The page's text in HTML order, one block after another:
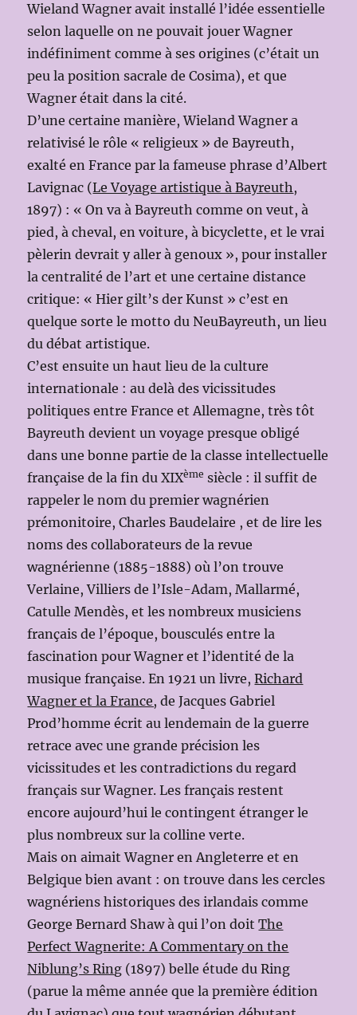
Wieland Wagner avait installé l’idée essentielle
selon laquelle on ne pouvait jouer Wagner
indéfiniment comme à ses origines (c’était un
peu la position sacrale de Cosima), et que
Wagner était dans la cité.
D’une certaine manière, Wieland Wagner a
relativisé le rôle « religieux » de Bayreuth,
exalté en France par la fameuse phrase d’Albert
Lavignac (Le Voyage artistique à Bayreuth,
1897) : « On va à Bayreuth comme on veut, à
pied, à cheval, en voiture, à bicyclette, et le vrai
pèlerin devrait y aller à genoux », pour installer
la centralité de l’art et une certaine distance
critique: « Hier gilt’s der Kunst » c’est en
quelque sorte le motto du NeuBayreuth, un lieu
du débat artistique.
C’est ensuite un haut lieu de la culture
internationale : au delà des vicissitudes
politiques entre France et Allemagne, très tôt
Bayreuth devient un voyage presque obligé
dans une bonne partie de la classe intellectuelle
française de la fin du XIXème siècle : il suffit de
rappeler le nom du premier wagnérien
prémonitoire, Charles Baudelaire , et de lire les
noms des collaborateurs de la revue
wagnérienne (1885-1888) où l’on trouve
Verlaine, Villiers de l’Isle-Adam, Mallarmé,
Catulle Mendès, et les nombreux musiciens
français de l’époque, bousculés entre la
fascination pour Wagner et l’identité de la
musique française. En 1921 un livre,Richard
Wagner et la France, de Jacques Gabriel
Prod’homme écrit au lendemain de la guerre
retrace avec une grande précision les
vicissitudes et les contradictions du regard
français sur Wagner. Les français restent
encore aujourd’hui le contingent étranger le
plus nombreux sur la colline verte.
Mais on aimait Wagner en Angleterre et en
Belgique bien avant : on trouve dans les cercles
wagnériens historiques des irlandais comme
George Bernard Shaw à qui l’on doitThe
Perfect Wagnerite: A Commentary on the
Niblung’s Ring (1897) belle étude du Ring
(parue la même année que la première édition